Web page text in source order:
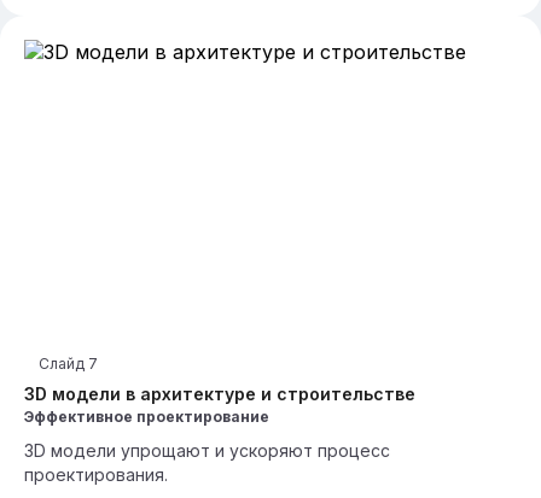
3D модели в архитектуре и строительстве
Слайд 7
Эффективное проектирование
3D модели упрощают и ускоряют процесс
проектирования.